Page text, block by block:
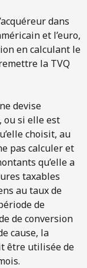
dans
et l’euro,
en calculant le
la TVQ
devise
ou si elle est
choisit, au
pas calculer et
qu’elle a
taxables
au taux de
de
de conversion
cause, la
être utilisée de